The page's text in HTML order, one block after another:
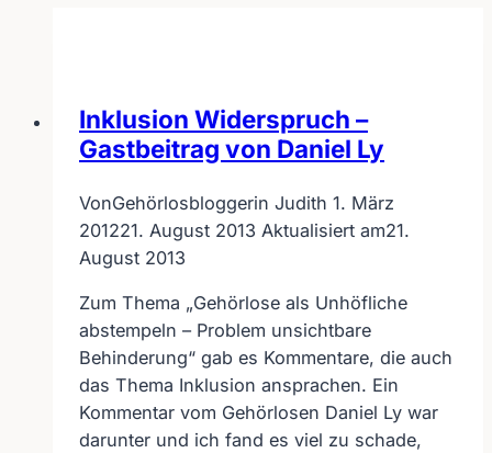
Inklusion Widerspruch –
Gastbeitrag von Daniel Ly
VonGehörlosbloggerin Judith 1. März
201221. August 2013 Aktualisiert am21.
August 2013
Zum Thema „Gehörlose als Unhöfliche
abstempeln – Problem unsichtbare
Behinderung“ gab es Kommentare, die auch
das Thema Inklusion ansprachen. Ein
Kommentar vom Gehörlosen Daniel Ly war
darunter und ich fand es viel zu schade,